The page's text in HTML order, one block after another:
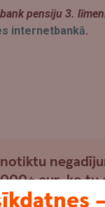
pensiju 3.
internetbankā.
eur, ko tu